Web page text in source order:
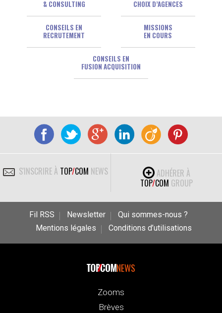
& CONSULTING
CHOIX D’AGENCES
CONSEILS EN
RECRUTEMENT
MISSIONS
EN COURS
CONSEILS EN
FUSION ACQUISITION
S'INSCRIRE À TOP/COM NEWS
ADHÉRER À
TOP/COM GROUP
Fil RSS Newsletter
Qui sommes-nous ?
Mentions légales
Conditions d’utilisations
NEWS
Zooms
Brèves